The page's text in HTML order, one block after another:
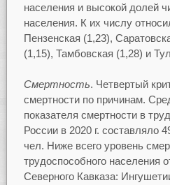
населения и высокой долей
населения. К их числу
Пензенская (1,23),
(1,15), Тамбовская (1,28) и
Смертность. Четвертый
смертности по причинам.
показателя смертности в
России в 2020 г. составляло
чел. Ниже всего уровень
трудоспособного населения
Северного Кавказа: